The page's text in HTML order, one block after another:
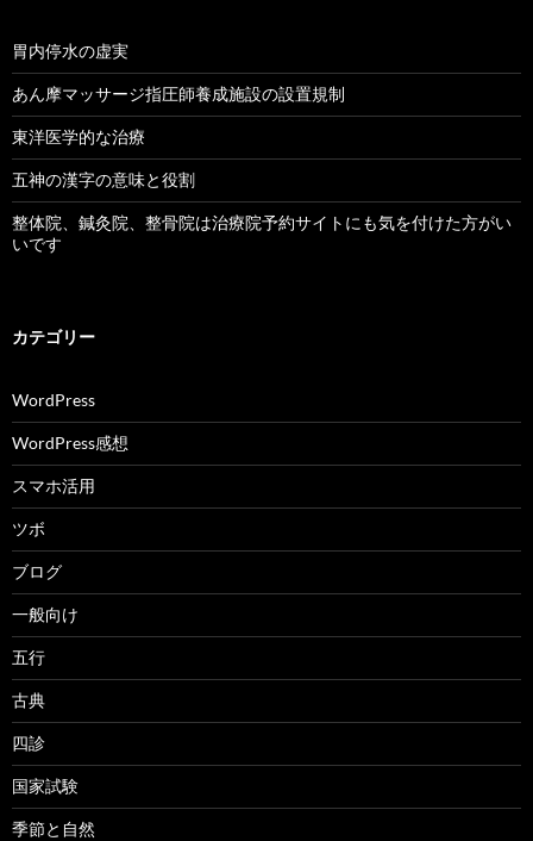
胃内停水の虚実
あん摩マッサージ指圧師養成施設の設置規制
東洋医学的な治療
五神の漢字の意味と役割
整体院、鍼灸院、整骨院は治療院予約サイトにも気を付けた方がい
いです
カテゴリー
WordPress
WordPress感想
スマホ活用
ツボ
ブログ
一般向け
五行
古典
四診
国家試験
季節と自然